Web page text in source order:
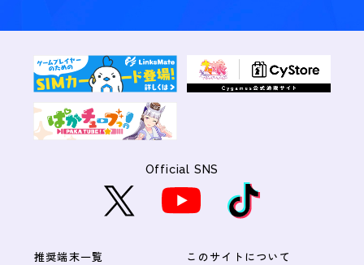
Official SNS
推奨端末一覧 このサイトについて